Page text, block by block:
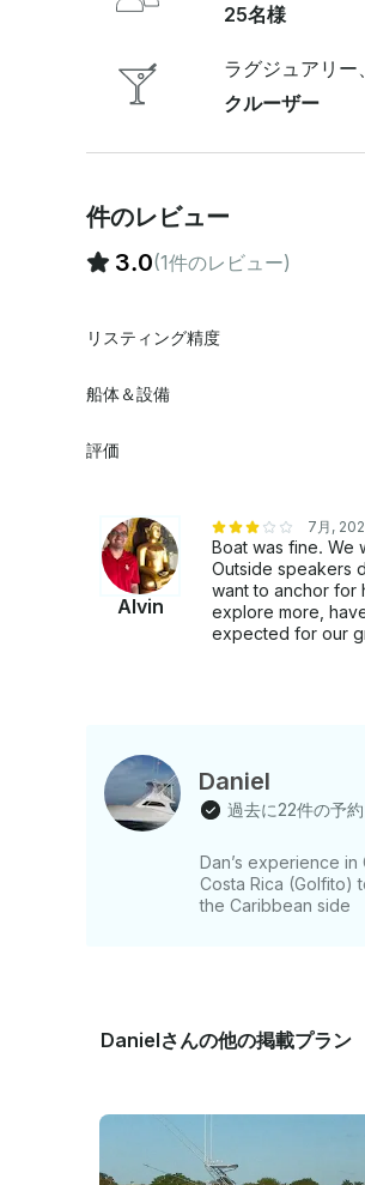
25名様
ラグジュアリー
クルーザー
件のレビュー
3.0(1件のレビュー)
リスティング精度
船体＆設備
評価
Alvin
7月,
Boat was fine. We
Outside speakers
want to anchor for
explore more,
expected for our
Daniel
過去に22件の予約
Dan’s experience
Costa Rica (Golfito)
the Caribbean side
Danielさんの他の掲載プラン